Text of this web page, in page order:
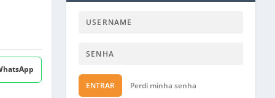
ENTRAR Perdi minha senha